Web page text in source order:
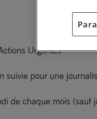
Urgentes
suivie pour une
de chaque mois